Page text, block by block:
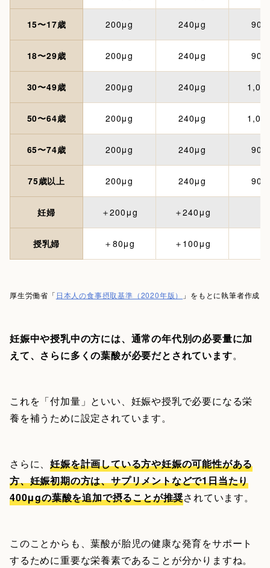
15〜17歳 200μg 240μg
18〜29歳 200μg 240μg
30〜49歳 200μg 240μg
50〜64歳 200μg 240μg
65〜74歳 200μg 240μg
75歳以上 200μg 240μg
妊婦 ＋200μg ＋240μg
授乳婦 ＋80μg ＋100μg
厚生労働省「 日本人の食事摂取基準（2020年版） 」をもとに執筆者作成
妊娠中や授乳中の方には、通常の年代別の必要量に加
えて、さらに多くの葉酸が必要だとされています。
これを「付加量」といい、妊娠や授乳で必要になる栄
養を補うために設定されています。
さらに、妊娠を計画している方や妊娠の可能性がある
方、妊娠初期の方は、サプリメントなどで1日当たり
400μgの葉酸を追加で摂ることが推奨されています。
このことからも、葉酸が胎児の健康な発育をサポート
するために重要な栄養素であることが分かりますね。